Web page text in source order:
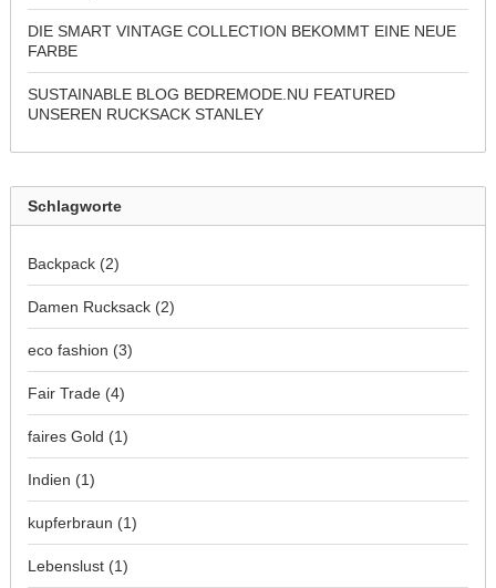
DIE SMART VINTAGE COLLECTION BEKOMMT EINE NEUE
FARBE
SUSTAINABLE BLOG BEDREMODE.NU FEATURED
UNSEREN RUCKSACK STANLEY
Schlagworte
Backpack (2)
Damen Rucksack (2)
eco fashion (3)
Fair Trade (4)
faires Gold (1)
Indien (1)
kupferbraun (1)
Lebenslust (1)